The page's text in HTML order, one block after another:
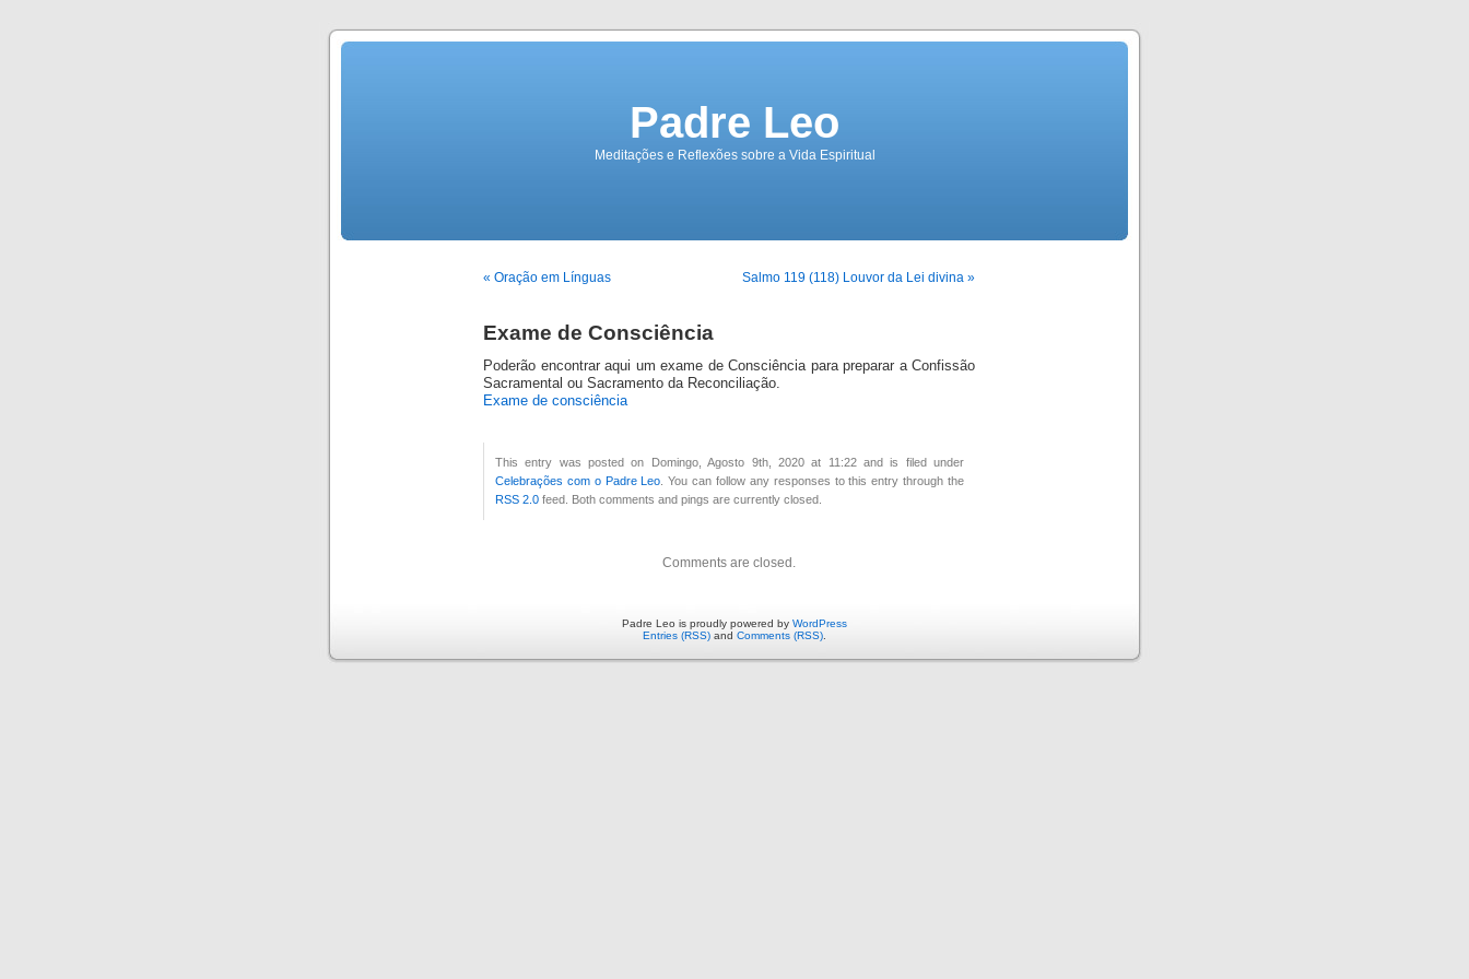
Padre Leo
Meditações e Reflexões sobre a Vida Espiritual
« Oração em Línguas Salmo 119 (118) Louvor da Lei divina »
Exame de Consciência
Poderão encontrar aqui um exame de Consciência para preparar a Confissão
Sacramental ou Sacramento da Reconciliação.
Exame de consciência
This entry was posted on Domingo, Agosto 9th, 2020 at 11:22 and is filed under
Celebrações com o Padre Leo . You can follow any responses to this entry through the
RSS 2.0 feed. Both comments and pings are currently closed.
Comments are closed.
Padre Leo is proudly powered by WordPress
Entries (RSS) and Comments (RSS)